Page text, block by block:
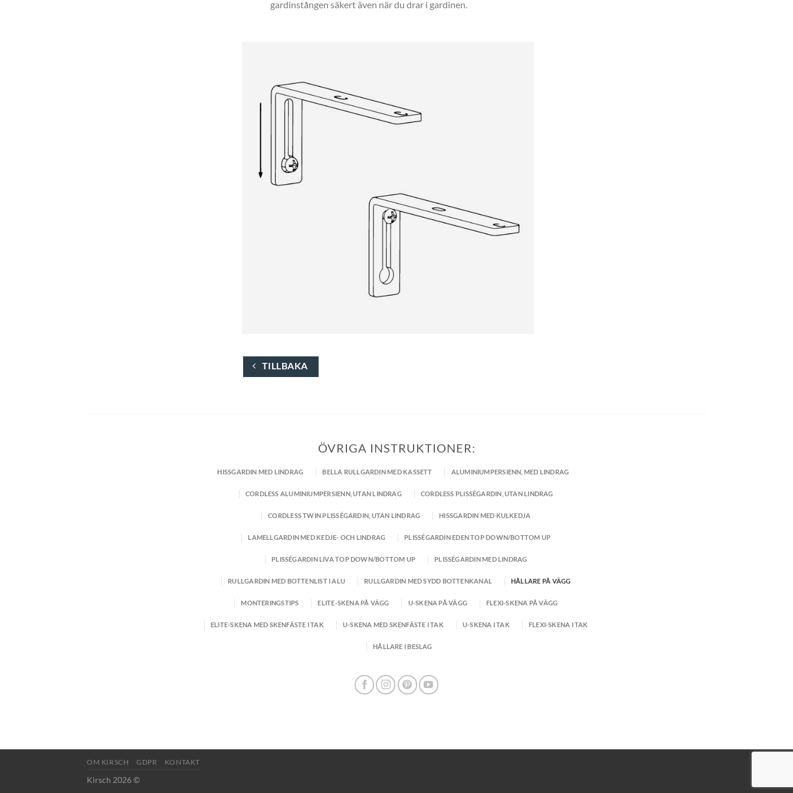
gardinstången säkert även när du drar i gardinen.
TILLBAKA
ÖVRIGA INSTRUKTIONER:
HISSGARDIN MED LINDRAG BELLA RULLGARDIN MED KASSETT ALUMINIUMPERSIENN, MED LINDRAG
CORDLESS ALUMINIUMPERSIENN, UTAN LINDRAG CORDLESS PLISSÉGARDIN, UTAN LINDRAG
CORDLESS TWIN PLISSÉGARDIN, UTAN LINDRAG HISSGARDIN MED KULKEDJA
LAMELLGARDIN MED KEDJE- OCH LINDRAG PLISSÉGARDIN EDEN TOP DOWN/BOTTOM UP
PLISSÉGARDIN LIVA TOP DOWN/BOTTOM UP PLISSÉGARDIN MED LINDRAG
RULLGARDIN MED BOTTENLIST I ALU RULLGARDIN MED SYDD BOTTENKANAL HÅLLARE PÅ VÄGG
MONTERINGSTIPS ELITE-SKENA PÅ VÄGG U-SKENA PÅ VÄGG FLEXI-SKENA PÅ VÄGG
ELITE-SKENA MED SKENFÄSTE I TAK U-SKENA MED SKENFÄSTE I TAK U-SKENA I TAK FLEXI-SKENA I TAK
HÅLLARE I BESLAG
OM KIRSCH GDPR KONTAKT
Kirsch 2026 ©